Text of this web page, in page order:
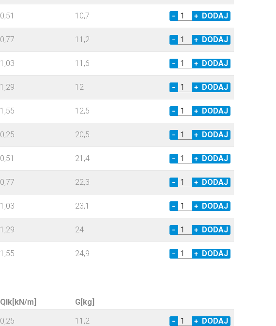
0,51 10,7 − +
0,77 11,2 − +
1,03 11,6 − +
1,29 12 − +
1,55 12,5 − +
0,25 20,5 − +
0,51 21,4 − +
0,77 22,3 − +
1,03 23,1 − +
1,29 24 − +
1,55 24,9 − +
Qlk[kN/m] G[kg]
0,25 11,2 − +